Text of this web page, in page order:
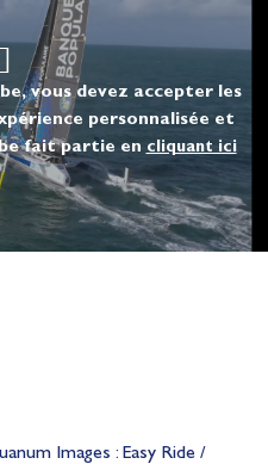
vous devez accepter les
personnalisée et
fait partie en cliquant ici
Images : Easy Ride /